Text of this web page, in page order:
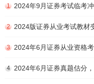
1 2024年9月证券考试临考
2 2024版证券从业考试教材
3 2024年6月证券从业资格
4 2024年6月证券真题估分